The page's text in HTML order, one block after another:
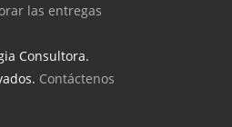
las entregas
Consultora.
Contáctenos